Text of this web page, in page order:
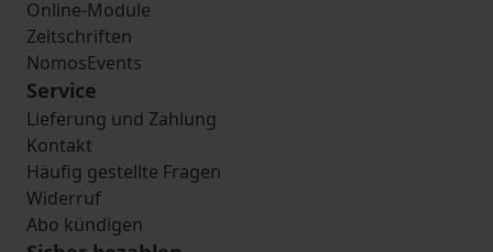
Online-Module
Zeitschriften
NomosEvents
Service
Lieferung und Zahlung
Kontakt
Häufig gestellte Fragen
Widerruf
Abo kündigen